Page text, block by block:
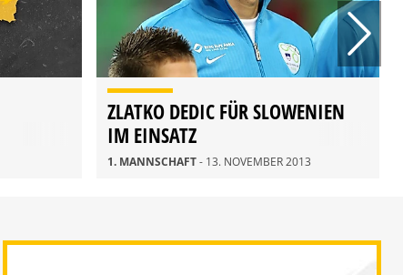
ZLATKO DEDIC FÜR SLOWENIEN
IM EINSATZ
1. MANNSCHAFT- 13. NOVEMBER 2013